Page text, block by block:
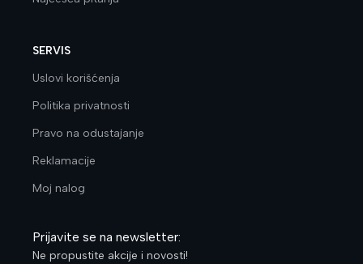
SERVIS
Uslovi korišćenja
Politika privatnosti
Pravo na odustajanje
Reklamacije
Moj nalog
Prijavite se na newsletter:
Ne propustite akcije i novosti!